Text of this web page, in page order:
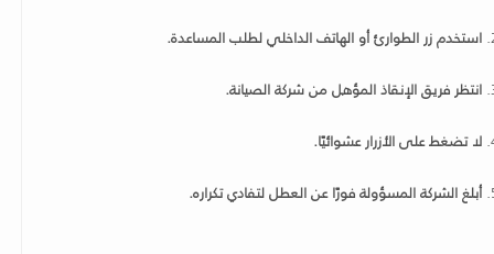
استخدم زر الطوارئ أو الهاتف الداخلي لطلب المساعدة.
انتظر فريق الإنقاذ المؤهل من شركة الصيانة.
لا تضغط على الأزرار عشوائيًا.
أبلغ الشركة المسؤولة فورًا عن العطل لتفادي تكراره.